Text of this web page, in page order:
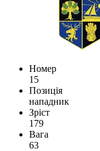
Номер
15
Позиція
нападник
Зріст
179
Вага
63